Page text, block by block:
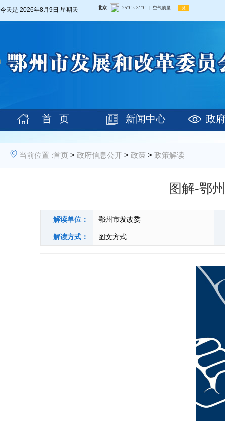
今天是 2026年8月9日 星期天
首 页 新闻中心 政
当前位置 :首页 > 政府信息公开 > 政策 > 政策解读
图解-鄂
解读单位： 鄂州市发改委
解读方式： 图文方式